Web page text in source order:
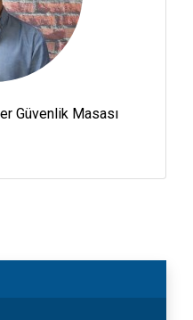
Güvenlik Masası